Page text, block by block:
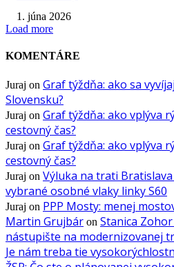
1. júna 2026
Load more
KOMENTÁRE
Juraj on Graf týždňa: ako sa
Slovensku?
Juraj on Graf týždňa: ako vplýva
cestovný čas?
Juraj on Graf týždňa: ako vplýva
cestovný čas?
Juraj on Výluka na trati
vybrané osobné vlaky linky S60
Juraj on PPP Mosty: menej
Martin Grujbár on Stanica
nástupište na modernizovanej
Je nám treba tie